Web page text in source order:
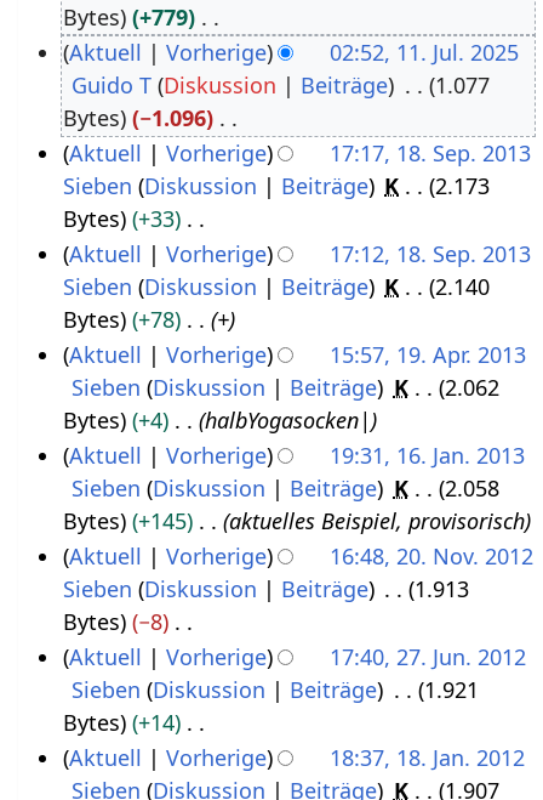
0
Bytes
+779
K
e
i
n
e
B
e
a
r
b
e
i
t
u
n
s
z
u
s
a
m
m
Aktuell Vorherige
02:52, 11. Jul. 2025
Guido T Diskussion Beiträge
1.077
Bytes
−1.096
K
e
i
n
e
B
e
a
r
b
e
i
t
u
n
s
u
s
p
m
1
Aktuell Vorherige
17:17, 18. Sep. 2013
Sieben Diskussion Beiträge K
2.173
Bytes
+33
K
e
i
n
B
e
a
r
b
e
i
t
u
n
s
Aktuell Vorherige
17:12, 18. Sep. 2013
Sieben Diskussion Beiträge K
2.140
Bytes
+78 +
2
3
Aktuell Vorherige
15:57, 19. Apr. 2013
Sieben Diskussion Beiträge K
2.062
Bytes
+4 halbYogasocken|
n
Aktuell Vorherige
19:31, 16. Jan. 2013
Sieben Diskussion Beiträge K
2.058
Bytes
+145 aktuelles Beispiel, provisorisch
v
Aktuell Vorherige
16:48, 20. Nov. 2012
Sieben Diskussion Beiträge
1.913
Bytes
−8
K
i
n
Aktuell Vorherige
17:40, 27. Jun. 2012
Sieben Diskussion Beiträge
1.921
Bytes
+14
KAktuell Vorherige
18:37, 18. Jan. 2012
Sieben Diskussion Beiträge K
1.907